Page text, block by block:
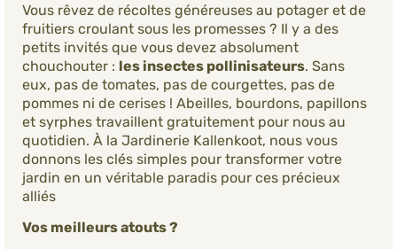
Vous rêvez de récoltes généreuses au potager et de
fruitiers croulant sous les promesses ? Il y a des
petits invités que vous devez absolument
chouchouter : les insectes pollinisateurs. Sans
eux, pas de tomates, pas de courgettes, pas de
pommes ni de cerises ! Abeilles, bourdons, papillons
et syrphes travaillent gratuitement pour nous au
quotidien. À la Jardinerie Kallenkoot, nous vous
donnons les clés simples pour transformer votre
jardin en un véritable paradis pour ces précieux
alliés
Vos meilleurs atouts ?